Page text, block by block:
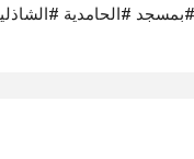
#الحامدية